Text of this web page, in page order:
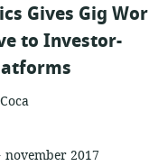
Gives Gig
to Investor-
. november 2017